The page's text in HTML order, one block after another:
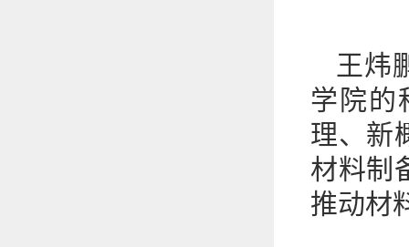
王炜
学院的
理、新
材料制
推动材